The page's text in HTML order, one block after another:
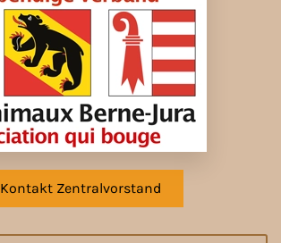
Kontakt Zentralvorstand